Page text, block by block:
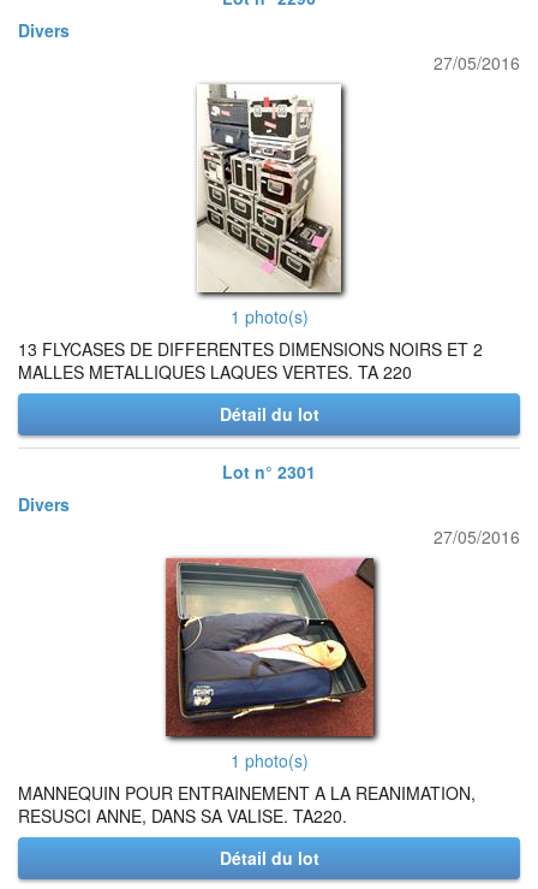
Divers
27/05/2016
1 photo(s)
13 FLYCASES DE DIFFERENTES DIMENSIONS NOIRS ET 2
MALLES METALLIQUES LAQUES VERTES. TA 220
Détail du lot
Lot n° 2301
Divers
27/05/2016
1 photo(s)
MANNEQUIN POUR ENTRAINEMENT A LA REANIMATION,
RESUSCI ANNE, DANS SA VALISE. TA220.
Détail du lot